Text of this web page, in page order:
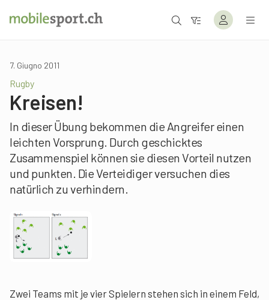
7. Giugno 2011
Rugby
Kreisen!
In dieser Übung bekommen die Angreifer einen
leichten Vorsprung. Durch geschicktes
Zusammenspiel können sie diesen Vorteil nutzen
und punkten. Die Verteidiger versuchen dies
natürlich zu verhindern.
Zwei Teams mit je vier Spielern stehen sich in einem Feld,